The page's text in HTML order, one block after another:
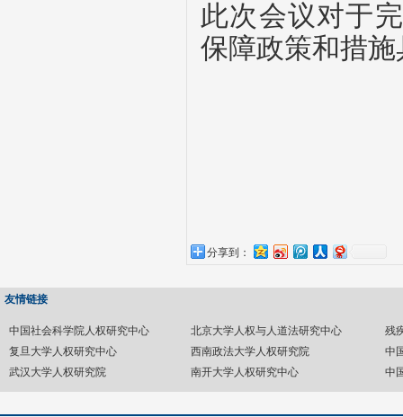
此次会议对于
保障政策和措
分享到：
友情链接
中国社会科学院人权研究中心 北京大学人权与人道法研究中心
残
复旦大学人权研究中心
西南政法大学人权研究院
中
武汉大学人权研究院
南开大学人权研究中心 中